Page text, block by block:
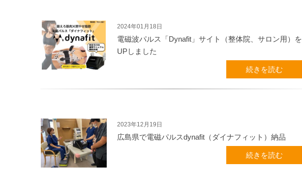
2024年01月18日
電磁波パルス「Dynafit」サイト（整体院、サロン用）を
UPしました
続きを読む
2023年12月19日
広島県で電磁パルスdynafit（ダイナフィット）納品
続きを読む